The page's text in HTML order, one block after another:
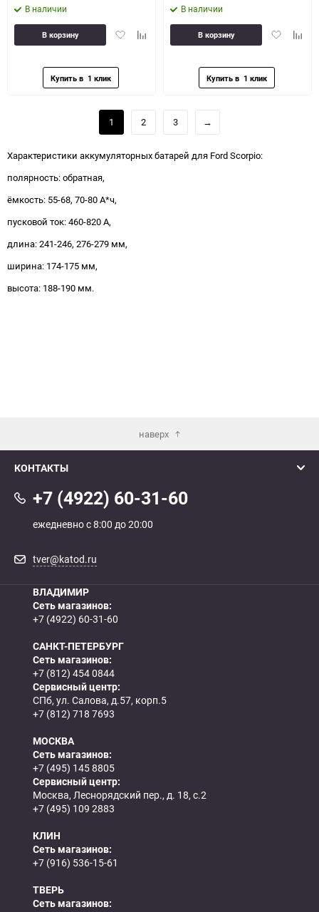
В наличии
ДобавитьДобавить
В корзину
В наличии
Добавить
В корзину
1 2 3 →
Характеристики аккумуляторных батарей для Ford Scorpio:
полярность: обратная,
ёмкость: 55-68, 70-80 А*ч,
пусковой ток: 460-820 А,
длина: 241-246, 276-279 мм,
ширина: 174-175 мм,
высота: 188-190 мм.
наверх
КОНТАКТЫ
+7 (4922) 60-31-60
ежедневно с 8:00 до 20:00
tver@katod.ru
ВЛАДИМИР
Сеть магазинов:
+7 (4922) 60-31-60
САНКТ-ПЕТЕРБУРГ
Сеть магазинов:
+7 (812) 454 0844
Сервисный центр:
СПб, ул. Салова, д.57, корп.5
+7 (812) 718 7693
МОСКВА
Сеть магазинов:
+7 (495) 145 8805
Сервисный центр:
Москва, Леснорядский пер., д. 18, с.2
+7 (495) 109 2883
КЛИН
Сеть магазинов:
+7 (916) 536-15-61
ТВЕРЬ
Сеть магазинов: